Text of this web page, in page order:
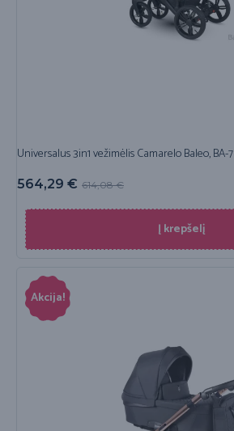
Universalus 3in1 vežimėlis Camarelo Baleo, BA-7
614,08€
564,29 €
Į krepšelį
Akcija!